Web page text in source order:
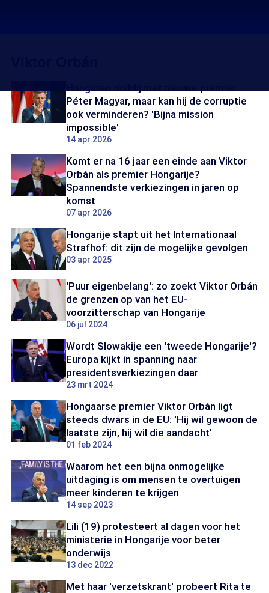
Péter Magyar, maar kan hij de corruptie
ook verminderen? 'Bijna mission
impossible'
14 apr 2026
Komt er na 16 jaar een einde aan Viktor
Orbán als premier Hongarije?
Spannendste verkiezingen in jaren op
komst
07 apr 2026
Hongarije stapt uit het Internationaal
Strafhof: dit zijn de mogelijke gevolgen
03 apr 2025
'Puur eigenbelang': zo zoekt Viktor Orbán
de grenzen op van het EU-
voorzitterschap van Hongarije
06 jul 2024
Wordt Slowakije een 'tweede Hongarije'?
Europa kijkt in spanning naar
presidentsverkiezingen daar
23 mrt 2024
Hongaarse premier Viktor Orbán ligt
steeds dwars in de EU: 'Hij wil gewoon de
laatste zijn, hij wil die aandacht'
01 feb 2024
Waarom het een bijna onmogelijke
uitdaging is om mensen te overtuigen
meer kinderen te krijgen
14 sep 2023
Lili (19) protesteert al dagen voor het
ministerie in Hongarije voor beter
onderwijs
13 dec 2022
Met haar 'verzetskrant' probeert Rita te